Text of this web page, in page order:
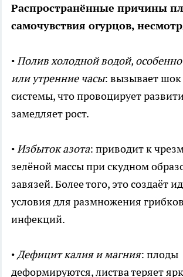
Распространённые причины
самочувствия огурцов,
•Полив холодной водой,
или утренние часы: вызывает шок
системы, что провоцирует
замедляет рост.
•Избыток азота: приводит к
зелёной массы при скудном
завязей. Более того, это создаёт
условия для размножения
инфекций.
•Дефицит калия и магния: плоды
деформируются, листва теряет